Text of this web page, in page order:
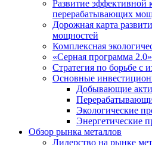
Развитие эффективной
перерабатывающих
Дорожная карта
мощностей
Комплексная
«Серная программа 2.0»
Стратегия по борьбе с
Основные
Добывающие
Экологические
Энергетические
Обзор рынка металлов
Лидерство на рынке